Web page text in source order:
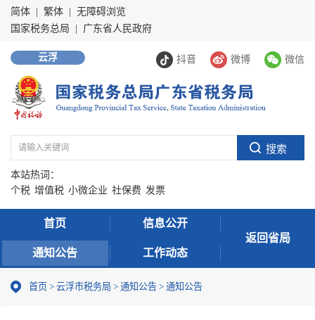
简体 繁体
无障碍浏览
国家税务总局
广东省人民政府
抖音 微博 微信
云浮
本站热词：
个税 增值税 小微企业 社保费 发票
首页 信息公开
通知公告 工作动态
返回省局
首页 > 云浮市税务局 > 通知公告 > 通知公告